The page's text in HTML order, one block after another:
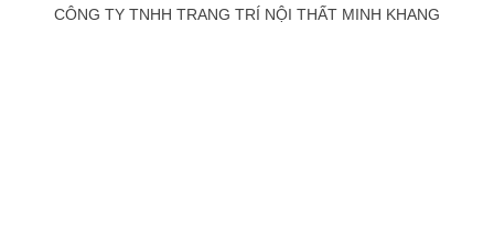
CÔNG TY TNHH TRANG TRÍ NỘI THẤT MINH KHANG